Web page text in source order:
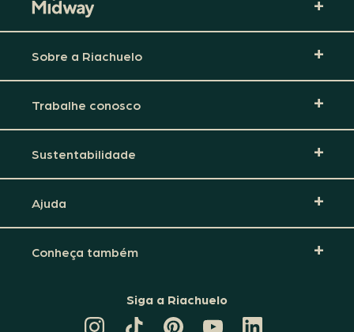
Sobre a Riachuelo
Trabalhe conosco
Sustentabilidade
Ajuda
Conheça também
Siga a Riachuelo
CANAL